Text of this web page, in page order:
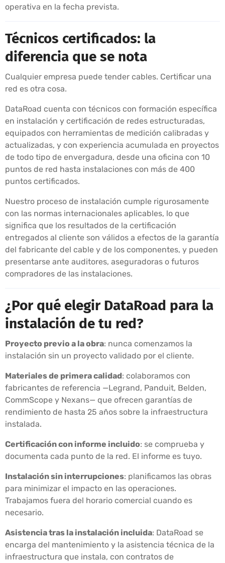
operativa en la fecha prevista.
Técnicos certificados: la
diferencia que se nota
Cualquier empresa puede tender cables. Certificar una
red es otra cosa.
DataRoad cuenta con técnicos con formación específica
en instalación y certificación de redes estructuradas,
equipados con herramientas de medición calibradas y
actualizadas, y con experiencia acumulada en proyectos
de todo tipo de envergadura, desde una oficina con 10
puntos de red hasta instalaciones con más de 400
puntos certificados.
Nuestro proceso de instalación cumple rigurosamente
con las normas internacionales aplicables, lo que
significa que los resultados de la certificación
entregados al cliente son válidos a efectos de la garantía
del fabricante del cable y de los componentes, y pueden
presentarse ante auditores, aseguradoras o futuros
compradores de las instalaciones.
¿Por qué elegir DataRoad para la
instalación de tu red?
Proyecto previo a la obra: nunca comenzamos la
instalación sin un proyecto validado por el cliente.
Materiales de primera calidad: colaboramos con
fabricantes de referencia —Legrand, Panduit, Belden,
CommScope y Nexans— que ofrecen garantías de
rendimiento de hasta 25 años sobre la infraestructura
instalada.
Certificación con informe incluido: se comprueba y
documenta cada punto de la red. El informe es tuyo.
Instalación sin interrupciones: planificamos las obras
para minimizar el impacto en las operaciones.
Trabajamos fuera del horario comercial cuando es
necesario.
Asistencia tras la instalación incluida: DataRoad se
encarga del mantenimiento y la asistencia técnica de la
infraestructura que instala, con contratos de